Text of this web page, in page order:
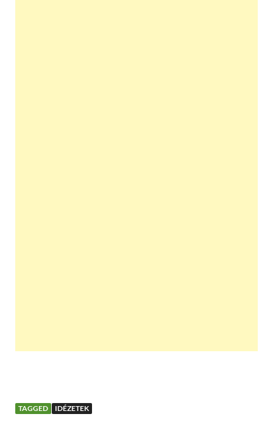
TAGGED IDÉZETEK